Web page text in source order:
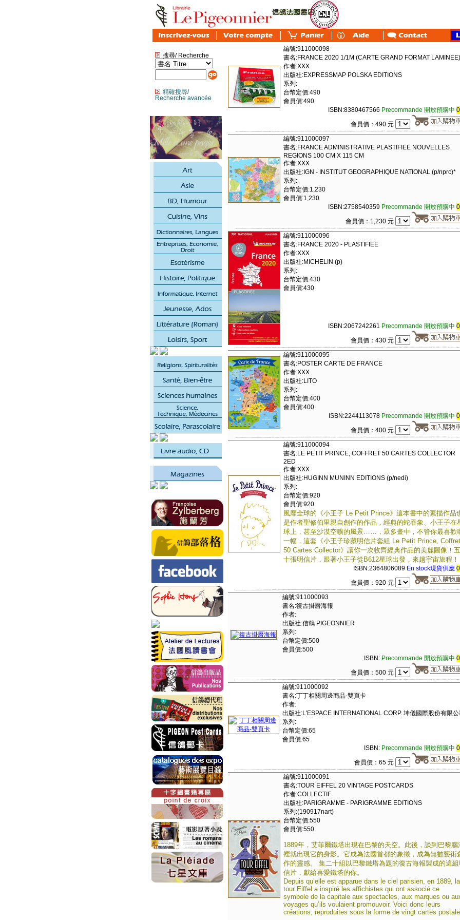
搜尋/ Recherche
精確搜尋/
Recherche avancée
編號:911000098
書名:FRANCE 2020 1/1M (CARTE GRAND FORMAT LAMINEE)
作者:XXX
出版社:EXPRESSMAP POLSKA EDITIONS
系列:
台幣定價:490
會員價:490
ISBN:8380467566 Precommande 開放預購中
會員價：490 元
編號:911000097
書名:FRANCE ADMINISTRATIVE PLASTIFIEE NOUVELLES
REGIONS 100 CM X 115 CM
作者:XXX
出版社:IGN - INSTITUT GEOGRAPHIQUE NATIONAL (p/nprc)*
系列:
台幣定價:1,230
會員價:1,230
ISBN:2758540359 Precommande 開放預購中
會員價：1,230 元
編號:911000096
書名:FRANCE 2020 - PLASTIFIEE
作者:XXX
出版社:MICHELIN (p)
系列:
台幣定價:430
會員價:430
ISBN:2067242261 Precommande 開放預購中
會員價：430 元
編號:911000095
書名:POSTER CARTE DE FRANCE
作者:XXX
出版社:LITO
系列:
台幣定價:400
會員價:400
ISBN:2244113078 Precommande 開放預購中
會員價：400 元
編號:911000094
書名:LE PETIT PRINCE, COFFRET 50 CARTES COLLECTOR
2ED
作者:XXX
出版社:HUGINN MUNINN EDITIONS (p/nedi)
系列:
台幣定價:920
會員價:920
風靡全球的《小王子 Le Petit Prince》這本書中的素描作品
是作者聖修伯里親自創作的作品，經典的蛇吞象、小王子在
球上，甚至沙漠空曠的風景……，眾多畫中，不管你最喜歡
一幅，這套《小王子珍藏明信片套組 Le Petit Prince, Coffret
50 Cartes Collector》讓你一次收齊經典作品的美麗圖像！五
十張明信片，跟著小王子從B612星球出發，來趟宇宙旅程！
ISBN:2364806089 En stock現貨供應
會員價：920 元
編號:911000093
書名:復古掛曆海報
作者:
出版社:信鴿 PIGEONNIER
系列:
台幣定價:500
會員價:500
ISBN: Precommande 開放預購中
會員價：500 元
編號:911000092
書名:丁丁相關周邊商品-雙頁卡
作者:
出版社:L'ESPACE INTERNATIONAL CORP. 坤儀國際股份有限公
系列:
台幣定價:65
會員價:65
ISBN: Precommande 開放預購中
會員價：65 元
編號:911000091
書名:TOUR EIFFEL 20 VINTAGE POSTCARDS
作者:COLLECTIF
出版社:PARIGRAMME - PARIGRAMME EDITIONS
系列:(190917nart)
台幣定價:550
會員價:550
1889年，艾菲爾鐵塔出現在巴黎的天空。此後，談到巴黎腦
裡就出現它的身影。它成為法國首都的象徵，成為無數藝術
作的靈感。 集二十組以巴黎鐵塔為題的復古海報製成的這組
信片，獻給喜愛鐵塔的你。
Depuis qu’elle est apparue dans le ciel parisien, en 1889, la
tour Eiffel a inspiré les affichistes qui ont associé ce
symbole de la capitale aux spectacles, aux marques ou
voyages qu’ils voulaient promouvoir. Voici donc leurs
créations, reproduites sous la forme de vingt cartes